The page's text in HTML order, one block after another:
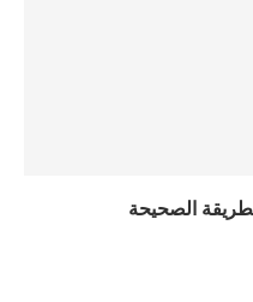
الصحيحة